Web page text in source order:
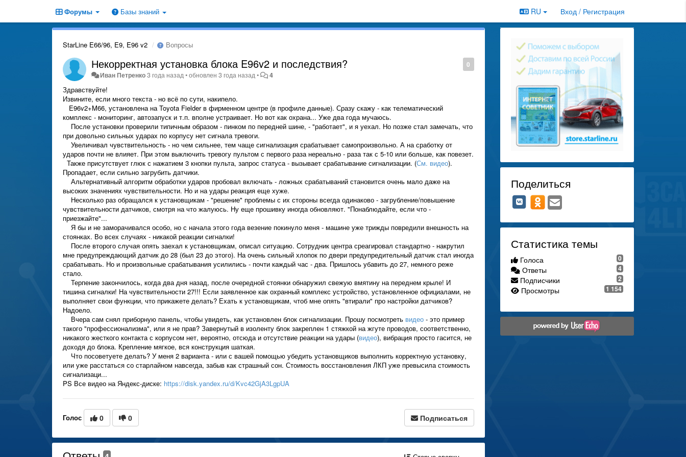
Форумы Базы знаний RU Вход / Регистрация
StarLine E66/96, E9, E96 v2 Вопросы
0
Некорректная установка блока E96v2 и последствия?
Иван Петренко3 года назад•обновлен3 года назад• 4
Здравствуйте!
Извините, если много текста - но всё по сути, накипело.
E96v2+M66, установлена на Toyota Fielder в фирменном центре (в профиле данные). Сразу скажу - как телематический
комплекс - мониторинг, автозапуск и т.п. вполне устраивает. Но вот как охрана... Уже два года мучаюсь.
После установки проверили типичным образом - пинком по передней шине, - "работает", и я уехал. Но позже стал замечать, что
при довольно сильных ударах по корпусу нет сигнала тревоги.
Увеличивал чувствительность - но чем сильнее, тем чаще сигнализация срабатывает самопроизвольно. А на сработку от
ударов почти не влияет. При этом выключить тревогу пультом с первого раза нереально - раза так с 5-10 или больше, как повезет.
Также присутствует глюк с нажатием 3 кнопки пульта, запрос статуса - вызывает срабатывание сигнализации. (См. видео).
Пропадает, если сильно загрубить датчики.
Альтернативный алгоритм обработки ударов пробовал включать - ложных срабатываний становится очень мало даже на
высоких значениях чувствительности. Но и на удары реакция еще хуже.
Несколько раз обращался к установщикам - "решение" проблемы с их стороны всегда одинаково - загрубление/повышение
чувствительности датчиков, смотря на что жалуюсь. Ну еще прошивку иногда обновляют. "Понаблюдайте, если что -
приезжайте"...
Я бы и не заморачивался особо, но с начала этого года везение покинуло меня - машине уже трижды повредили внешность на
стоянках. Во всех случаях - никакой реакции сигналки!
После второго случая опять заехал к установщикам, описал ситуацию. Сотрудник центра среагировал стандартно - накрутил
мне предупреждающий датчик до 28 (был 23 до этого). На очень сильный хлопок по двери предупредительный датчик стал иногда
срабатывать. Но и произвольные срабатывания усилились - почти каждый час - два. Пришлось убавить до 27, немного реже
стало.
Терпение закончилось, когда два дня назад, после очередной стоянки обнаружил свежую вмятину на переднем крыле! И
тишина сигналки! На чувствительности 27!!! Если заявленное как охранный комплекс устройство, установленное официалами, не
выполняет свои функции, что прикажете делать? Ехать к установщикам, чтоб мне опять "втирали" про настройки датчиков?
Надоело.
Вчера сам снял приборную панель, чтобы увидеть, как установлен блок сигнализации. Прошу посмотреть видео - это пример
такого "профессионализма", или я не прав? Завернутый в изоленту блок закреплен 1 стяжкой на жгуте проводов, соответственно,
никакого жесткого контакта с корпусом нет, вероятно, отсюда и отсутствие реакции на удары (видео), вибрация просто гасится, не
доходя до блока. Крепление мягкое, вся конструкция шаткая.
Что посоветуете делать? У меня 2 варианта - или с вашей помощью убедить установщиков выполнить корректную установку,
или уже расстаться со старлайном навсегда, забыв как страшный сон. Стоимость восстановления ЛКП уже превысила стоимость
сигнализаци...
PS Все видео на Яндекс-диске: https://disk.yandex.ru/d/Kvc42GjA3LgpUA
Голос 0 0 Подписаться
Поделиться
Статистика темы
0
Голоса
4
Ответы
2
Подписчики
1 154
Просмотры